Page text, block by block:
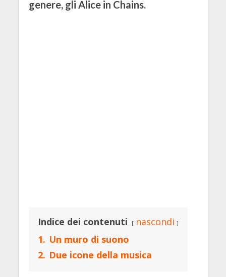
genere, gli Alice in Chains.
Indice dei contenuti
nascondi
1. Un muro di suono
2. Due icone della musica